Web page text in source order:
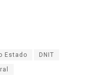
Estado DNIT